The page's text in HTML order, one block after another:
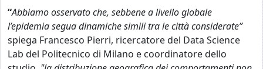
“Abbiamo osservato che, sebbene a livello globale
l’epidemia segua dinamiche simili tra le città considerate”
spiega Francesco Pierri, ricercatore del Data Science
Lab del Politecnico di Milano e coordinatore dello